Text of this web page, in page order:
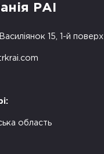
РАІ
15, 1-й поверх
область